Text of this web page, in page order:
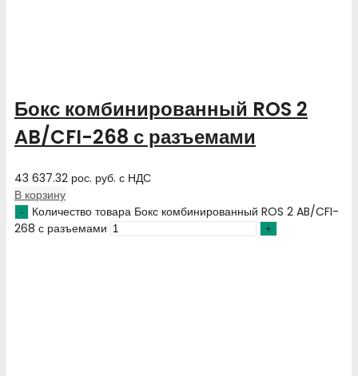
Бокс комбинированный ROS 2
AB/CFI-268 с разъемами
43 637.32 рос. руб. с НДС
В корзину
Количество товара Бокс комбинированный ROS 2 AB/CFI-
268 с разъемами